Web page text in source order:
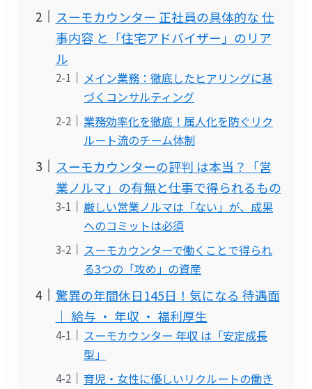
スーモカウンター 正社員の具体的な 仕
事内容 と「住宅アドバイザー」のリア
ル
メイン業務：徹底したヒアリングに基
づくコンサルティング
業務効率化を徹底！属人化を防ぐリク
ルート流のチーム体制
スーモカウンターの評判 は本当？「営
業ノルマ」の有無と仕事で得られるもの
厳しい営業ノルマは「ない」が、成果
へのコミットは必須
スーモカウンターで働くことで得られ
る3つの「攻め」の資産
驚異の年間休日145日！気になる 待遇面
｜ 給与 ・ 年収 ・ 福利厚生
スーモカウンター 年収 は「安定成長
型」
育児・女性に優しいリクルートの働き